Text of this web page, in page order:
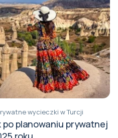
wycieczki w Turcji
planowaniu prywatnej